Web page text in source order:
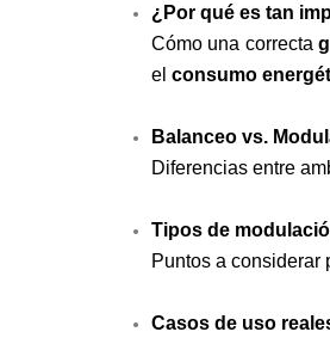
¿Por qué es tan
Cómo una correcta
el consumo
Balanceo vs.
Diferencias entre
Tipos de
Puntos a considerar
Casos de uso